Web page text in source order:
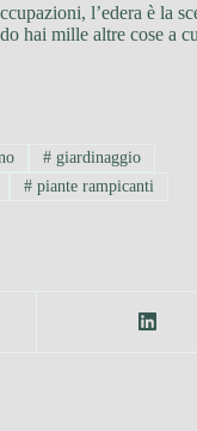
l’edera è
hai mille altre cose a
#giardinaggio
# piante rampicanti